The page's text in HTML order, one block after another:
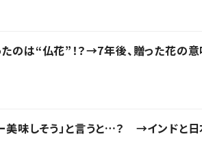
のは“仏花”！？→7年後、贈った花の
美味しそう」と言うと…？ →インドと